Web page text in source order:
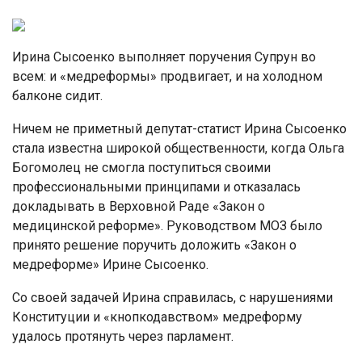
Ирина Сысоенко выполняет поручения Супрун во
всем: и «медреформы» продвигает, и на холодном
балконе сидит.
Ничем не приметный депутат-статист Ирина Сысоенко
стала известна широкой общественности, когда Ольга
Богомолец не смогла поступиться своими
профессиональными принципами и отказалась
докладывать в Верховной Раде «Закон о
медицинской реформе». Руководством МОЗ было
принято решение поручить доложить «Закон о
медреформе» Ирине Сысоенко.
Со своей задачей Ирина справилась, с нарушениями
Конституции и «кнопкодавством» медреформу
удалось протянуть через парламент.